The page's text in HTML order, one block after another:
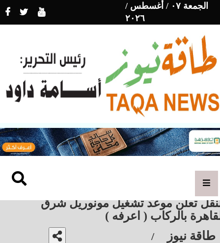
الجمعة ٠٧ / أغسطس /
٢٠٢٦
تعلن موعد تشغيل مونوريل شرق
بالركاب ( اعرفه )
طاقة نيوز /